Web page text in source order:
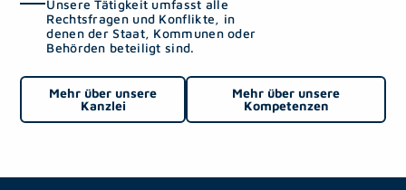
Unsere Tätigkeit umfasst alle
Rechtsfragen und Konflikte, in
denen der Staat, Kommunen oder
Behörden beteiligt sind.
Mehr über unsere
Kanzlei
Mehr über unsere
Kompetenzen